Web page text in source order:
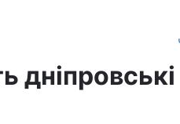
дніпровські